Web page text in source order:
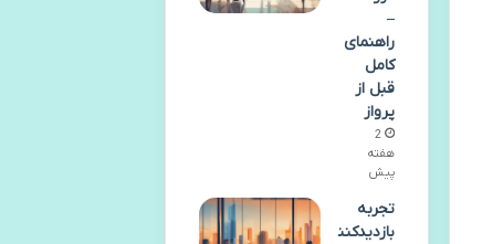
–
راهنمای
کامل
قبل از
پرواز
2
هفته
پیش
تجربه
بازدیدکنن